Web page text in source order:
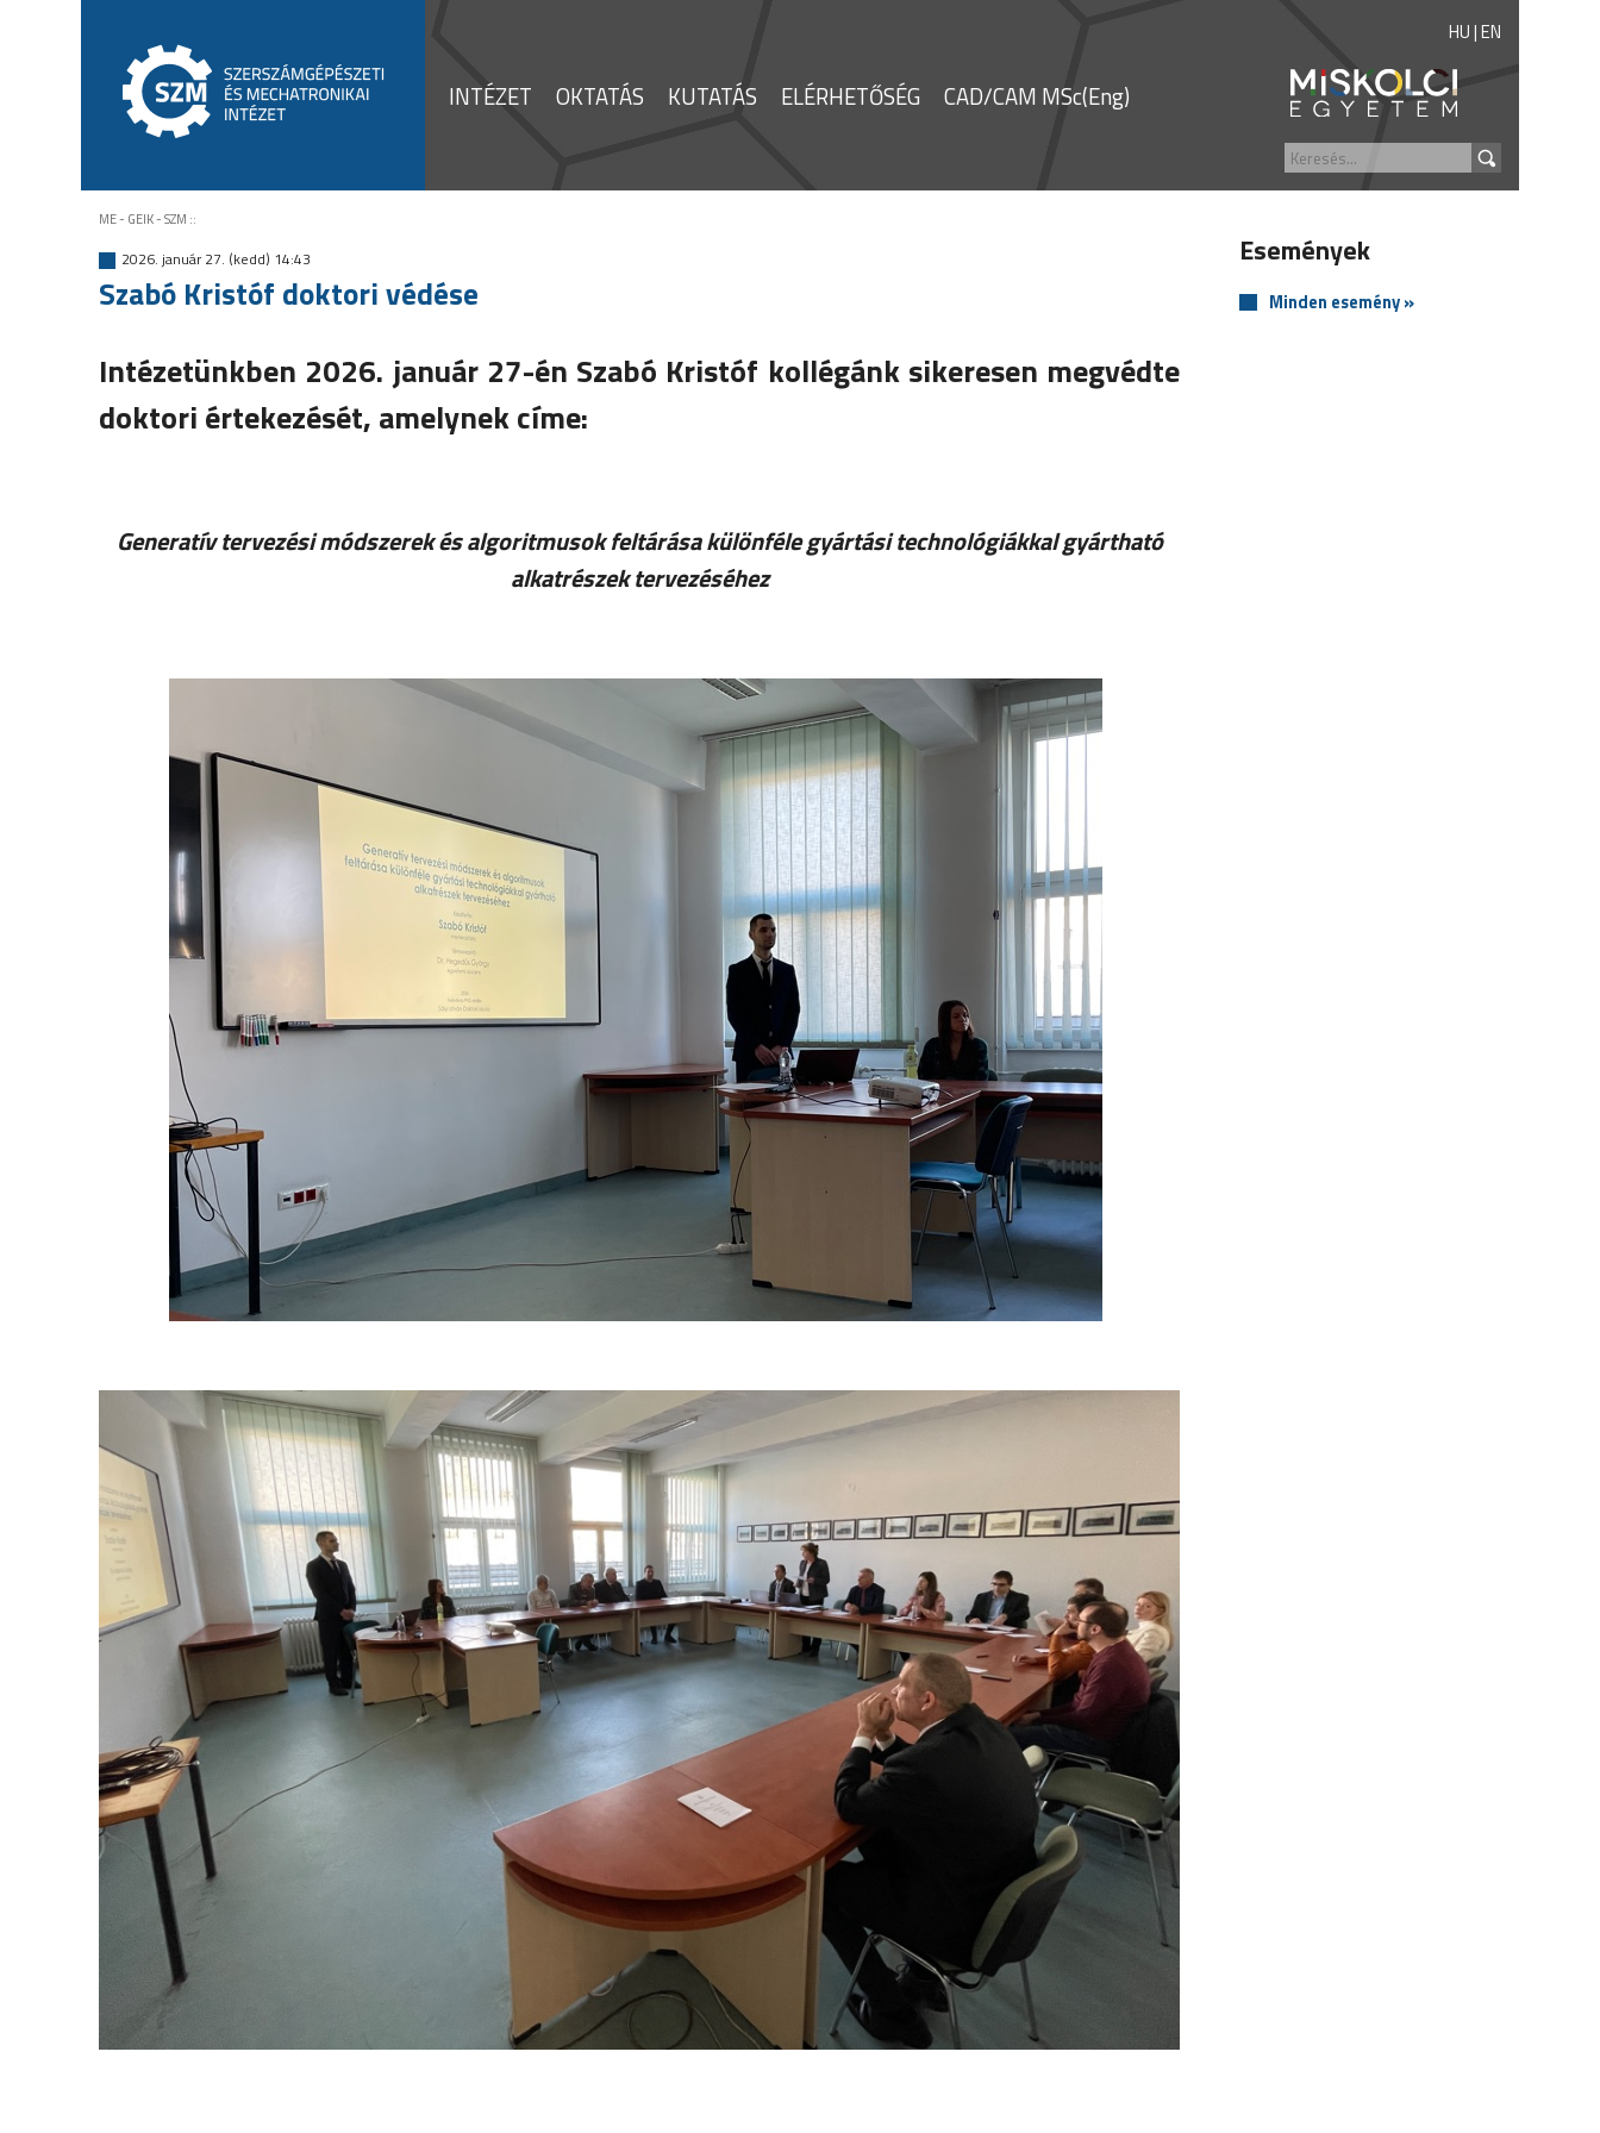
INTÉZET OKTATÁS KUTATÁS ELÉRHETŐSÉG CAD/CAM MSc(Eng)
HU|EN
ME - GEIK - SZM ::
2026. január 27. (kedd) 14:43
Szabó Kristóf doktori védése
Intézetünkben 2026. január 27-én Szabó Kristóf kollégánk sikeresen megvédte
doktori értekezését, amelynek címe:
Generatív tervezési módszerek és algoritmusok feltárása különféle gyártási technológiákkal gyártható
alkatrészek tervezéséhez
Események
Minden esemény »